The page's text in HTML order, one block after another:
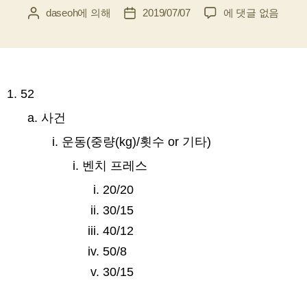
게
자
daseoh에 의해
게
2019/07/07
#52
에 댓글 없음
52
사건
운동(중량(kg)/횟수 or 기타)
벤치 프레스
20/20
30/15
40/12
50/8
30/15